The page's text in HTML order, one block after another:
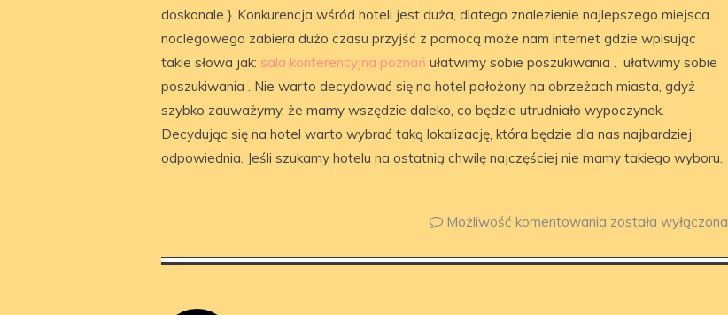
doskonale.}. Konkurencja wśród hoteli jest duża, dlatego znalezienie najlepszego miejsca
noclegowego zabiera dużo czasu przyjść z pomocą może nam internet gdzie wpisując
takie słowa jak: sala konferencyjna poznań ułatwimy sobie poszukiwania . ułatwimy sobie
poszukiwania . Nie warto decydować się na hotel położony na obrzeżach miasta, gdyż
szybko zauważymy, że mamy wszędzie daleko, co będzie utrudniało wypoczynek.
Decydując się na hotel warto wybrać taką lokalizację, która będzie dla nas najbardziej
odpowiednia. Jeśli szukamy hotelu na ostatnią chwilę najczęściej nie mamy takiego wyboru.
Możliwość komentowania została wyłączona